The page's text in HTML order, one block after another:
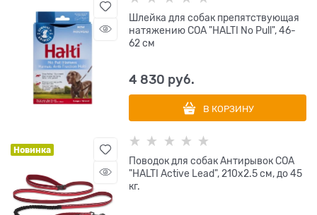
Шлейка для собак препятствующая
натяжению COA "HALTI No Pull", 46-
62 см
4 830 руб.
В КОРЗИНУ
Новинка
Поводок для собак Антирывок COA
"HALTI Active Lead", 210х2.5 см, до 45
кг.